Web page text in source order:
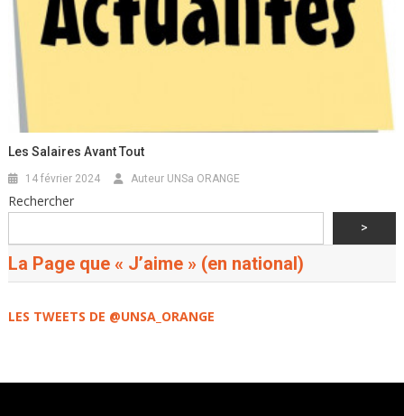
Les Salaires Avant Tout
14 février 2024 Auteur UNSa ORANGE
Rechercher
>
La Page que « J’aime » (en national)
LES TWEETS DE @UNSA_ORANGE